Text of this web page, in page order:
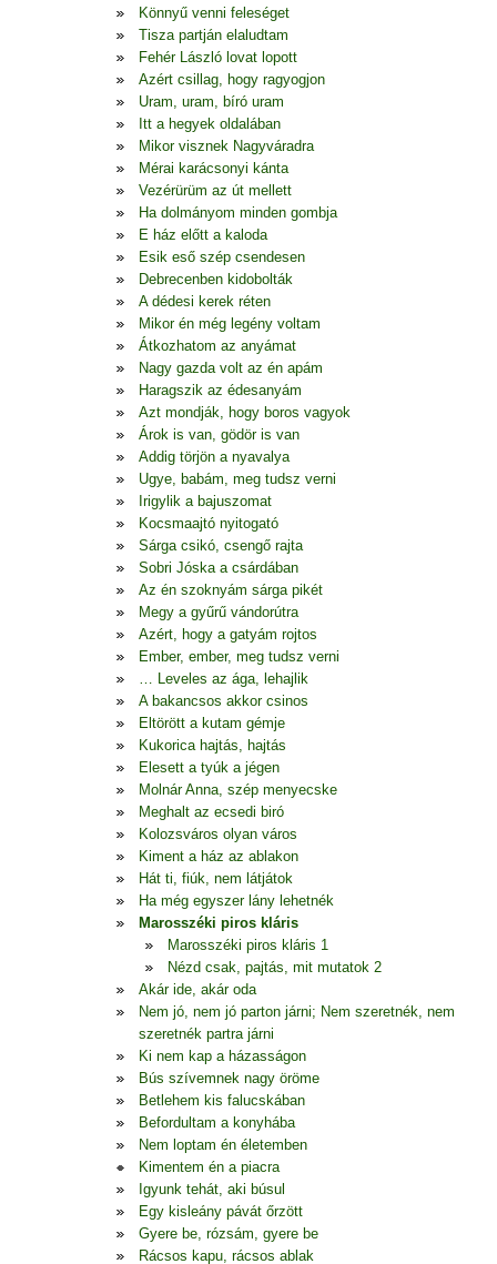
Könnyű venni feleséget
Tisza partján elaludtam
Fehér László lovat lopott
Azért csillag, hogy ragyogjon
Uram, uram, bíró uram
Itt a hegyek oldalában
Mikor visznek Nagyváradra
Mérai karácsonyi kánta
Vezérürüm az út mellett
Ha dolmányom minden gombja
E ház előtt a kaloda
Esik eső szép csendesen
Debrecenben kidobolták
A dédesi kerek réten
Mikor én még legény voltam
Átkozhatom az anyámat
Nagy gazda volt az én apám
Haragszik az édesanyám
Azt mondják, hogy boros vagyok
Árok is van, gödör is van
Addig törjön a nyavalya
Ugye, babám, meg tudsz verni
Irigylik a bajuszomat
Kocsmaajtó nyitogató
Sárga csikó, csengő rajta
Sobri Jóska a csárdában
Az én szoknyám sárga pikét
Megy a gyűrű vándorútra
Azért, hogy a gatyám rojtos
Ember, ember, meg tudsz verni
… Leveles az ága, lehajlik
A bakancsos akkor csinos
Eltörött a kutam gémje
Kukorica hajtás, hajtás
Elesett a tyúk a jégen
Molnár Anna, szép menyecske
Meghalt az ecsedi biró
Kolozsváros olyan város
Kiment a ház az ablakon
Hát ti, fiúk, nem látjátok
Ha még egyszer lány lehetnék
Marosszéki piros kláris
Marosszéki piros kláris 1
Nézd csak, pajtás, mit mutatok 2
Akár ide, akár oda
Nem jó, nem jó parton járni; Nem szeretnék, nem
szeretnék partra járni
Ki nem kap a házasságon
Bús szívemnek nagy öröme
Betlehem kis falucskában
Befordultam a konyhába
Nem loptam én életemben
Kimentem én a piacra
Igyunk tehát, aki búsul
Egy kisleány pávát őrzött
Gyere be, rózsám, gyere be
Rácsos kapu, rácsos ablak